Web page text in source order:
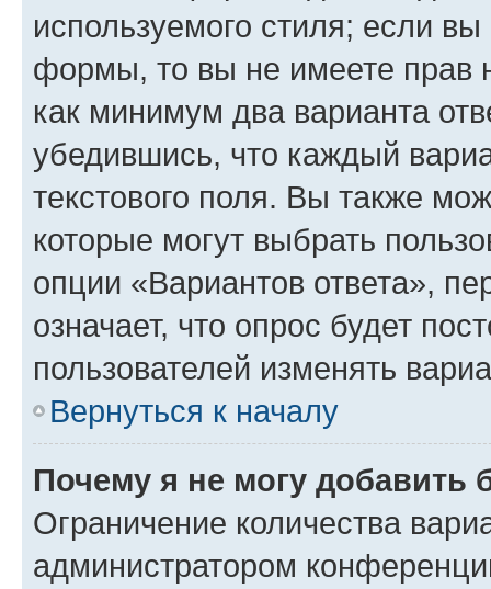
используемого стиля; если
формы, то вы не имеете прав
как минимум два варианта
убедившись, что каждый
текстового поля. Вы также
которые могут выбрать
опции «Вариантов ответа»,
означает, что опрос будет
пользователей изменять
Вернуться к началу
Почему я не могу добавить
Ограничение количества
администратором